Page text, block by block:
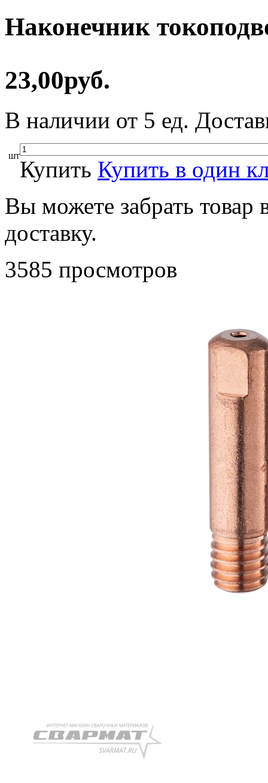
Наконечник
23,00руб.
В наличии от 5 ед.
шт
Купить Купить в один
Вы можете забрать товар
доставку.
3585 просмотров